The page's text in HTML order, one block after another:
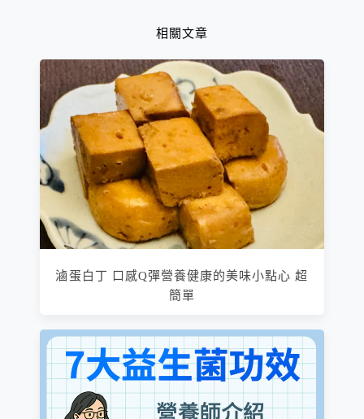
相關文章
滷蛋白丁 口感Q彈營養健康的美味小點心 超
簡單